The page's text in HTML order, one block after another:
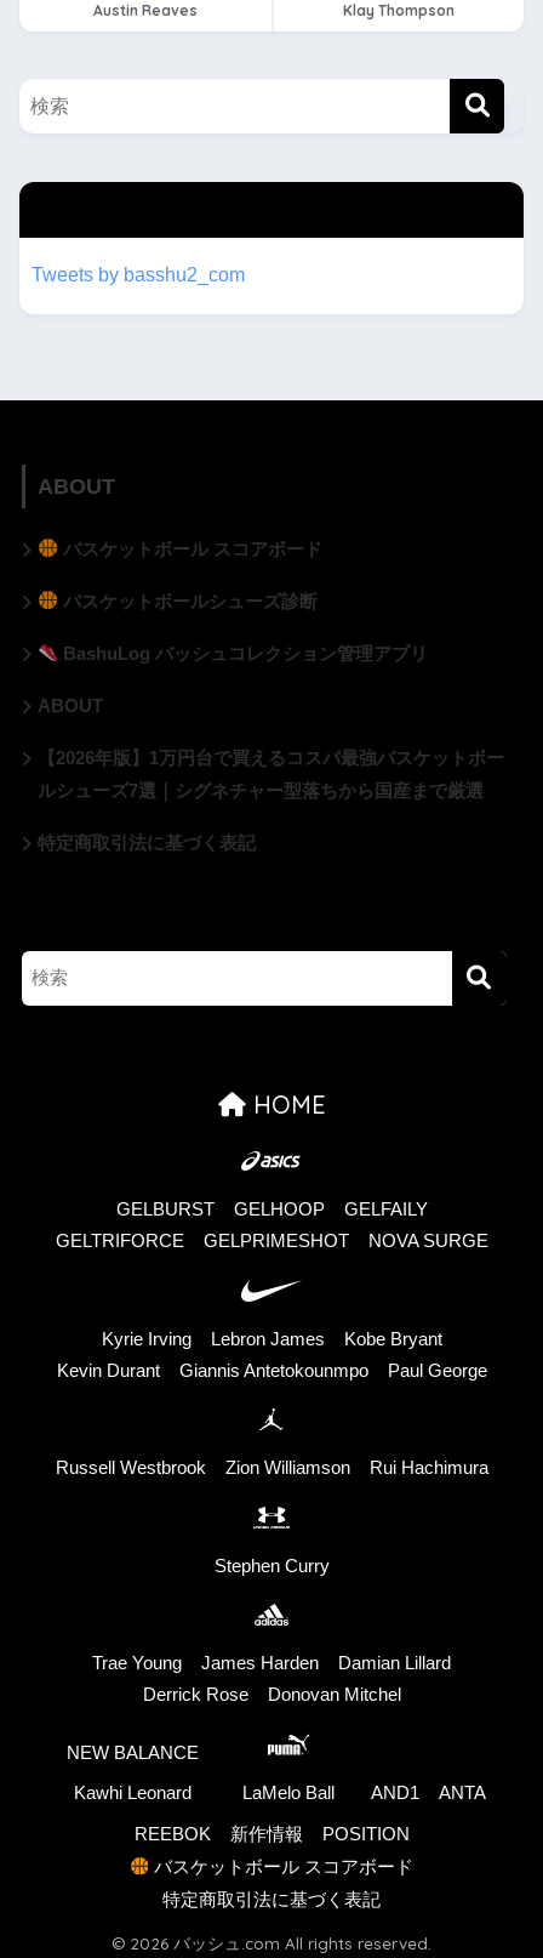
Austin Reaves Klay Thompson
Tweets by basshu2_com
ABOUT
バスケットボール スコアボード
バスケットボールシューズ診断
BashuLog バッシュコレクション管理アプリ
ABOUT
【2026年版】1万円台で買えるコスパ最強バスケットボー
ルシューズ7選｜シグネチャー型落ちから国産まで厳選
特定商取引法に基づく表記
HOME
GELBURST GELHOOP
GELFAILY
GELTRIFORCE
GELPRIMESHOT NOVA SURGE
Kyrie Irving Lebron James
Kobe Bryant
Kevin Durant
Giannis Antetokounmpo Paul George
Russell Westbrook Zion Williamson Rui Hachimura
Stephen Curry
Trae Young James Harden
Damian Lillard
Derrick Rose
Donovan Mitchel
NEW BALANCE
Kawhi Leonard LaMelo Ball AND1 ANTA
REEBOK 新作情報
POSITION
バスケットボール スコアボード
特定商取引法に基づく表記
© 2026 バッシュ.com All rights reserved.